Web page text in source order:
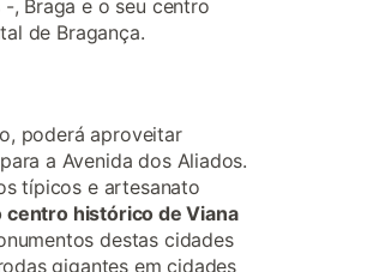
, Braga e o seu centro
de Bragança.
poderá aproveitar
a Avenida dos Aliados.
típicos e artesanato
centro histórico de Viana
destas cidades
gigantes em cidades